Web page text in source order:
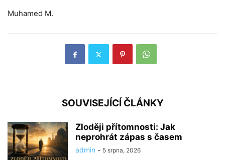
Muhamed M.
SOUVISEJÍCÍ ČLÁNKY
Zloději přítomnosti: Jak
neprohrát zápas s časem
admin - 5 srpna, 2026